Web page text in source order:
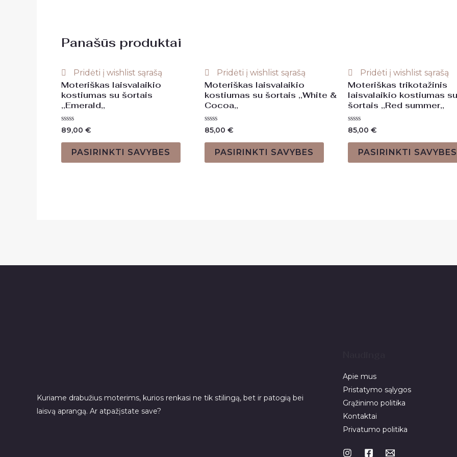
Panašūs produktai
Pridėti į wishlist sąrašą
Moteriškas laisvalaikio
kostiumas su šortais
,,Emerald,,
Įvertinimas:
iš
89,00 €
PASIRINKTI SAVYBES
Pridėti į wishlist sąrašą
Moteriškas laisvalaikio
kostiumas su šortais ,,White &
Cocoa,,
Įvertinimas:
iš
85,00 €
PASIRINKTI SAVYBES
Pridėti į wishlist sąrašą
Moteriškas trikotažinis
laisvalaikio kostiumas su
šortais ,,Red summer,,
Įvertinimas:
iš
85,00 €
PASIRINKTI SAVYBES
Kuriame drabužius moterims, kurios renkasi ne tik stilingą, bet ir patogią bei
laisvą aprangą. Ar atpažįstate save?
Apie mus
Pristatymo sąlygos
Grąžinimo politika
Kontaktai
Privatumo politika